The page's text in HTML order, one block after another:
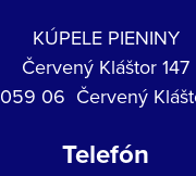
KÚPELE PIENINY
Červený Kláštor 147
059 06 Červený
Telefón